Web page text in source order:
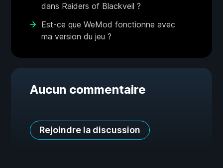
dans Raiders of Blackveil ?
Est-ce que WeMod fonctionne avec
ma version du jeu ?
Aucun commentaire
Rejoindre la discussion